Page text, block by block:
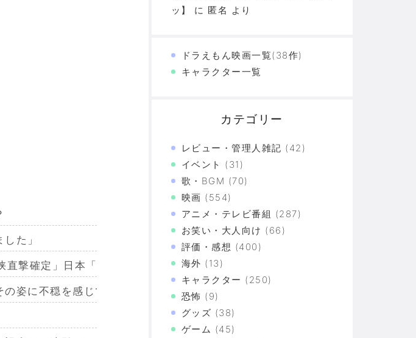
た」
撃確定」日本「最も強い勢力で接近！（伊勢湾台風級」台風13号と15号「中
姿に不穏を感じてしまうファンたち、続けて投稿された集合写真も深読みが止
ッ】
に 匿名 より
ドラえもん映画一覧(38作)
キャラクター一覧
カテゴリー
レビュー・管理人雑記 (42)
イベント (31)
歌・BGM (70)
映画 (554)
アニメ・テレビ番組 (287)
お笑い・大人向け (66)
評価・感想 (400)
海外 (13)
キャラクター (250)
恐怖 (9)
グッズ (38)
ゲーム (45)